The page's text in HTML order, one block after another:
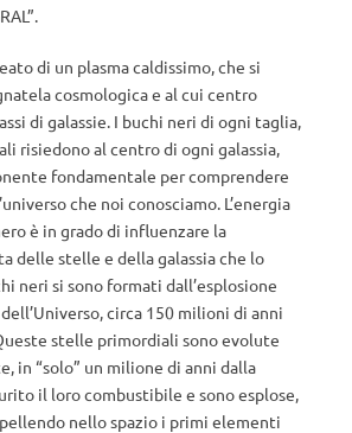
di un plasma caldissimo, che si
cosmologica e al cui centro
di galassie. I buchi neri di ogni taglia,
risiedono al centro di ogni galassia,
fondamentale per comprendere
che noi conosciamo. L’energia
è in grado di influenzare la
delle stelle e della galassia che lo
neri si sono formati dall’esplosione
circa 150 milioni di anni
stelle primordiali sono evolute
in “solo” un milione di anni dalla
il loro combustibile e sono esplose,
nello spazio i primi elementi